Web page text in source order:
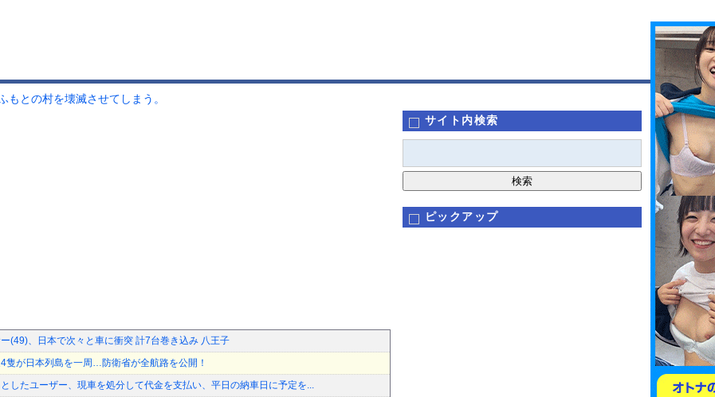
もとの村を壊滅させてしまう。
(49)、日本で次々と車に衝突 計7台巻き込み 八王子
隻が日本列島を一周…防衛省が全航路を公開！
したユーザー、現車を処分して代金を支払い、平日の納車日に予定を...
サイト内検索
ピックアップ